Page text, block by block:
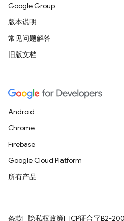
Google Group
版本说明
常见问题解答
旧版文档
Android
Chrome
Firebase
Google Cloud Platform
所有产品
条款 隐私权政策 ICP证合字B2-